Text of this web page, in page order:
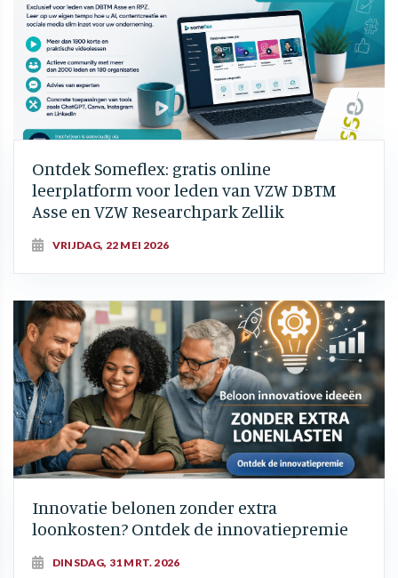
Ontdek Someflex: gratis online
leerplatform voor leden van VZW DBTM
Asse en VZW Researchpark Zellik
VRIJDAG, 22 MEI 2026
Innovatie belonen zonder extra
loonkosten? Ontdek de innovatiepremie
DINSDAG, 31 MRT. 2026